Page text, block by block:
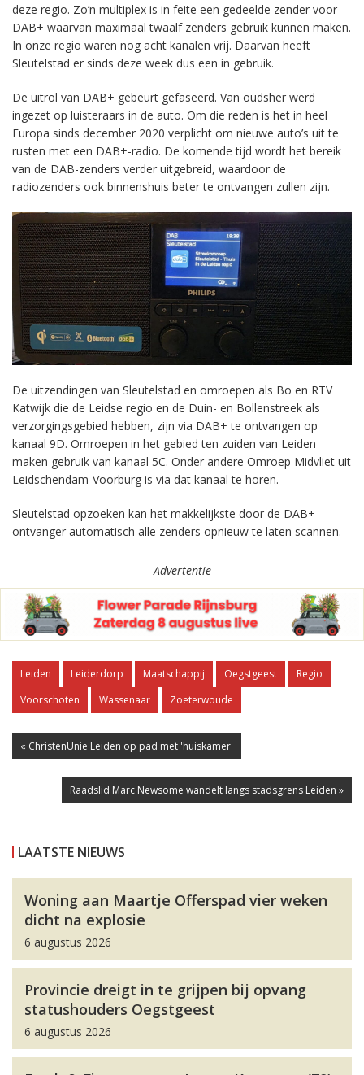
deze regio. Zo’n multiplex is in feite een gedeelde zender voor
DAB+ waarvan maximaal twaalf zenders gebruik kunnen maken.
In onze regio waren nog acht kanalen vrij. Daarvan heeft
Sleutelstad er sinds deze week dus een in gebruik.
De uitrol van DAB+ gebeurt gefaseerd. Van oudsher werd
ingezet op luisteraars in de auto. Om die reden is het in heel
Europa sinds december 2020 verplicht om nieuwe auto’s uit te
rusten met een DAB+-radio. De komende tijd wordt het bereik
van de DAB-zenders verder uitgebreid, waardoor de
radiozenders ook binnenshuis beter te ontvangen zullen zijn.
De uitzendingen van Sleutelstad en omroepen als Bo en RTV
Katwijk die de Leidse regio en de Duin- en Bollenstreek als
verzorgingsgebied hebben, zijn via DAB+ te ontvangen op
kanaal 9D. Omroepen in het gebied ten zuiden van Leiden
maken gebruik van kanaal 5C. Onder andere Omroep Midvliet uit
Leidschendam-Voorburg is via dat kanaal te horen.
Sleutelstad opzoeken kan het makkelijkste door de DAB+
ontvanger automatisch alle zenders opnieuw te laten scannen.
Advertentie
Leiden Leiderdorp Maatschappij Oegstgeest
Regio
Voorschoten
Wassenaar Zoeterwoude
« ChristenUnie Leiden op pad met 'huiskamer'
Raadslid Marc Newsome wandelt langs stadsgrens Leiden »
LAATSTE NIEUWS
Woning aan Maartje Offerspad vier weken
dicht na explosie
6 augustus 2026
Provincie dreigt in te grijpen bij opvang
statushouders Oegstgeest
6 augustus 2026